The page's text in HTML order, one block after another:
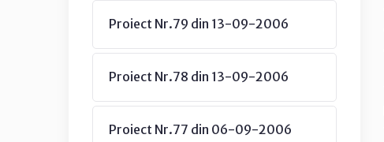
Proiect Nr.79 din 13-09-2006
Proiect Nr.78 din 13-09-2006
Proiect Nr.77 din 06-09-2006